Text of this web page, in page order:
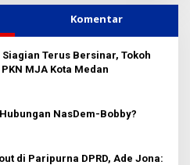
Komentar
Terus Bersinar, Tokoh
MJA Kota Medan
NasDem-Bobby?
di Paripurna DPRD, Ade Jona: